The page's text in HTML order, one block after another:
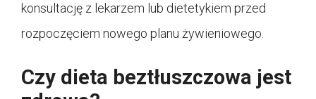
konsultację z lekarzem lub dietetykiem przed
rozpoczęciem nowego planu żywieniowego.
Czy dieta beztłuszczowa jest